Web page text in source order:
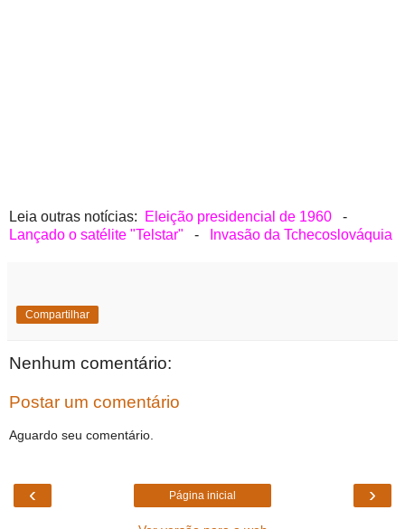
Leia outras notícias: Eleição presidencial de 1960 -
Lançado o satélite "Telstar" - Invasão da Tchecoslováquia
Compartilhar
Nenhum comentário:
Postar um comentário
Aguardo seu comentário.
‹ ›
Página inicial